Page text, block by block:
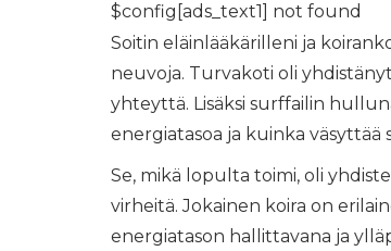
$config[ads_text1] not found
Soitin eläinlääkärilleni ja
neuvoja. Turvakoti oli
yhteyttä. Lisäksi surffailin
energiatasoa ja kuinka väsyttää
Se, mikä lopulta toimi, oli
virheitä. Jokainen koira on
energiatason hallittavana ja